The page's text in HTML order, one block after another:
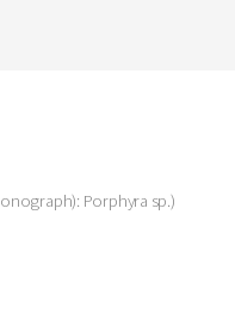
Porphyra sp.)